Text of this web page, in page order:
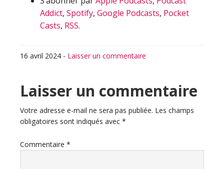
Addict, Spotify, Google Podcasts, Pocket
Casts, RSS.
16 avril 2024 - Laisser un commentaire
Interactions
du
lecteur
Laisser un commentaire
Votre adresse e-mail ne sera pas publiée. Les champs
obligatoires sont indiqués avec *
Commentaire *